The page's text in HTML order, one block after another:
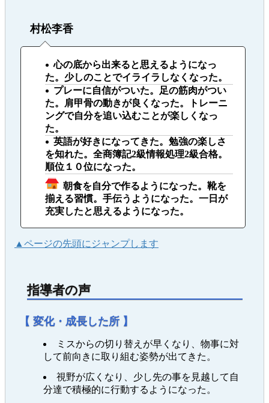
村松李香
心の底から出来ると思えるようになっ
た。少しのことでイライラしなくなった。
プレーに自信がついた。足の筋肉がつい
た。肩甲骨の動きが良くなった。トレーニ
ングで自分を追い込むことが楽しくなっ
た。
英語が好きになってきた。勉強の楽しさ
を知れた。全商簿記2級情報処理2級合格。
順位１０位になった。
朝食を自分で作るようになった。靴を
揃える習慣。手伝うようになった。一日が
充実したと思えるようになった。
▲ページの先頭にジャンプします
指導者の声
【 変化・成長した所 】
ミスからの切り替えが早くなり、物事に対
して前向きに取り組む姿勢が出てきた。
視野が広くなり、少し先の事を見越して自
分達で積極的に行動するようになった。